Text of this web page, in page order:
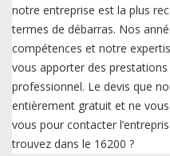
notre entreprise est la plus
termes de débarras. Nos
compétences et notre
vous apporter des prestations
professionnel. Le devis que
entièrement gratuit et ne
vous pour contacter
trouvez dans le 16200 ?